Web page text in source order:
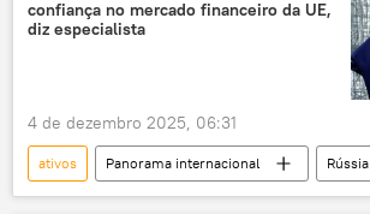
Bélgica Bruxelas
confisco
confiança no mercado financeiro da UE,
diz especialista
4 de dezembro 2025, 06:31
ativos Panorama internacional
Rússia
Europa
Ucrânia
G7